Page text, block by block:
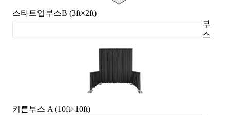
스타트업부스B (3ft×2ft)
부
스
커튼부스 A (10ft×10ft)